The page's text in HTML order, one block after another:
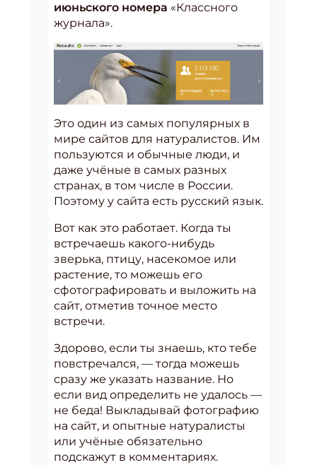
июньского номера «Классного
журнала».
Это один из самых популярных в
мире сайтов для натуралистов. Им
пользуются и обычные люди, и
даже учёные в самых разных
странах, в том числе в России.
Поэтому у сайта есть русский язык.
Вот как это работает. Когда ты
встречаешь какого-нибудь
зверька, птицу, насекомое или
растение, то можешь его
сфотографировать и выложить на
сайт, отметив точное место
встречи.
Здорово, если ты знаешь, кто тебе
повстречался, — тогда можешь
сразу же указать название. Но
если вид определить не удалось —
не беда! Выкладывай фотографию
на сайт, и опытные натуралисты
или учёные обязательно
подскажут в комментариях.